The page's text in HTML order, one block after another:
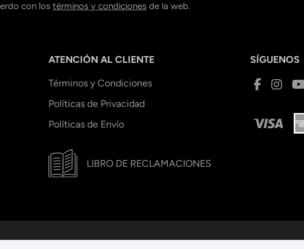
con los términos y condiciones de la web.
ATENCIÓN AL CLIENTE
Términos y Condiciones
Políticas de Privacidad
Políticas de Envío
LIBRO DE RECLAMACIONES
SÍGUENOS